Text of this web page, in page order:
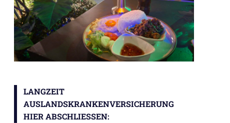
LANGZEIT
AUSLANDSKRANKENVERSICHERUNG
HIER ABSCHLIESSEN: